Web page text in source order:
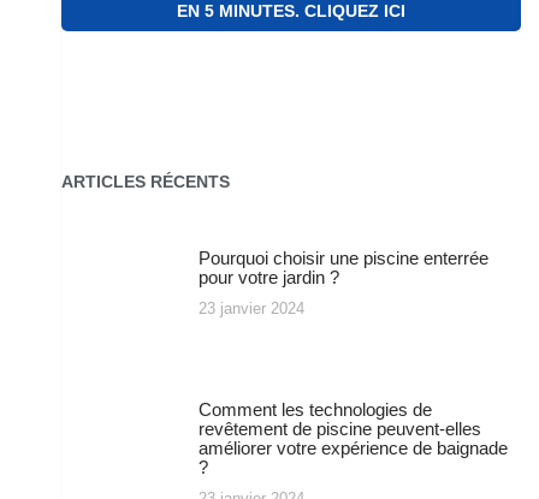
EN 5 MINUTES. CLIQUEZ ICI
ARTICLES RÉCENTS
Pourquoi choisir une piscine enterrée
pour votre jardin ?
23 janvier 2024
Comment les technologies de
revêtement de piscine peuvent-elles
améliorer votre expérience de baignade
?